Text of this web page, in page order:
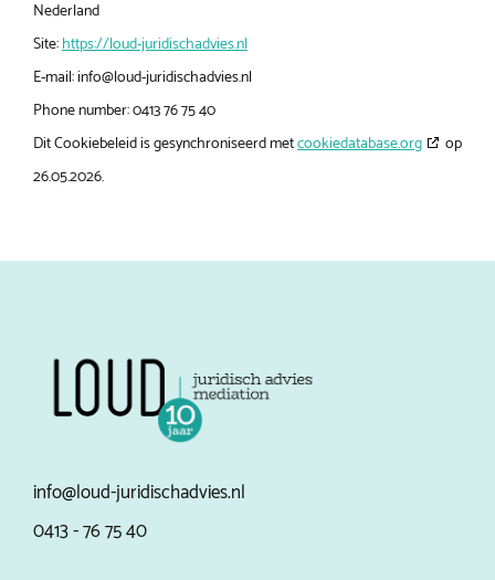
Nederland
Site:https://loud-juridischadvies.nl
E-mail:info@loud-juridischadvies.nl
Phone number: 0413 76 75 40
Dit Cookiebeleid is gesynchroniseerd metcookiedatabase.org
op
26.05.2026.
info@loud-juridischadvies.nl
0413 - 76 75 40